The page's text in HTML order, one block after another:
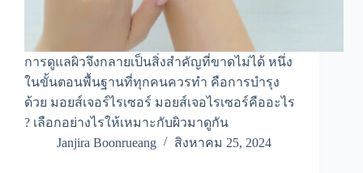
การดูแลผิวจึงกลายเป็นสิ่งสำคัญที่ขาดไม่ได้ หนึ่ง
ในขั้นตอนพื้นฐานที่ทุกคนควรทำ คือการบำรุง
ด้วย มอยส์เจอร์ไรเซอร์ มอยส์เจอไรเซอร์คืออะไร
? เลือกอย่างไรให้เหมาะกับผิวมาดูกัน
Janjira Boonrueang
สิงหาคม 25, 2024